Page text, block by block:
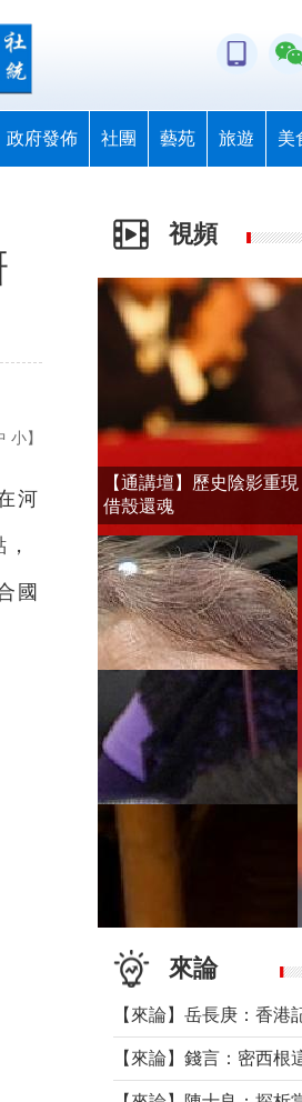
政府發佈 社團 藝苑 旅遊 美
小】
河
國
視頻
【通講壇】歷史陰影重
借殼還魂
來論